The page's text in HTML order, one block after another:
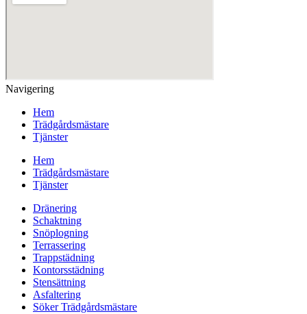
Navigering
Hem
Trädgårdsmästare
Tjänster
Hem
Trädgårdsmästare
Tjänster
Dränering
Schaktning
Snöplogning
Terrassering
Trappstädning
Kontorsstädning
Stensättning
Asfaltering
Söker Trädgårdsmästare